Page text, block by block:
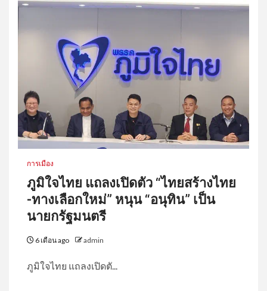
การเมือง
ภูมิใจไทย แถลงเปิดตัว “ไทยสร้างไทย
-ทางเลือกใหม่” หนุน “อนุทิน” เป็น
นายกรัฐมนตรี
6 เดือน ago admin
ภูมิใจไทย แถลงเปิดตั...